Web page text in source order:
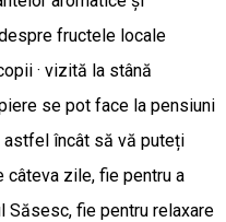
fructele locale
· vizită la stână
se pot face la pensiuni
astfel încât să vă puteți
câteva zile, fie pentru a
Săsesc, fie pentru relaxare